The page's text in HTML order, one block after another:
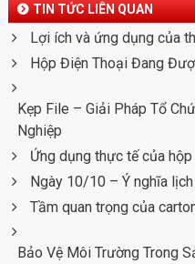
TIN TỨC LIÊN QUAN
Lợi ích và ứng dụng của
Hộp Điện Thoại Đang
Kẹp File – Giải Pháp Tổ
Nghiệp
Ứng dụng thực tế của
Ngày 10/10 – Ý nghĩa
Tầm quan trọng của
Bảo Vệ Môi Trường Trong